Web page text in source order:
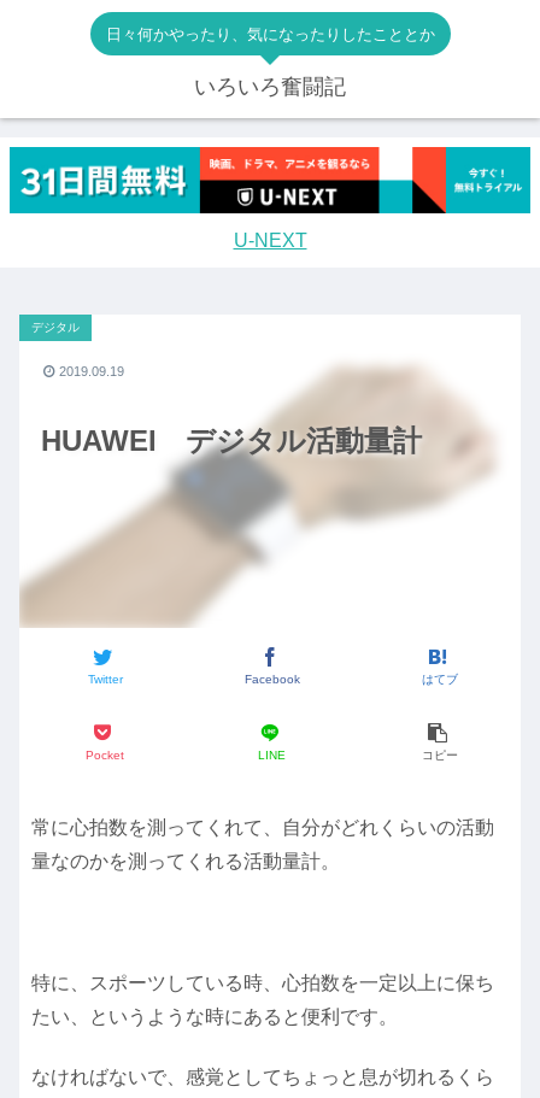
日々何かやったり、気になったりしたこととか
いろいろ奮闘記
U-NEXT
HUAWEI デジタル活動量計
デジタル
Twitter Facebook はてブ
Pocket LINE コピー
2019.09.19
常に心拍数を測ってくれて、自分がどれくらいの活動
量なのかを測ってくれる活動量計。
特に、スポーツしている時、心拍数を一定以上に保ち
たい、というような時にあると便利です。
なければないで、感覚としてちょっと息が切れるくら